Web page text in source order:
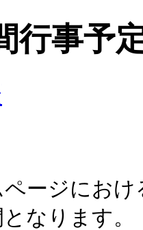
行事予
ージにお
なります。